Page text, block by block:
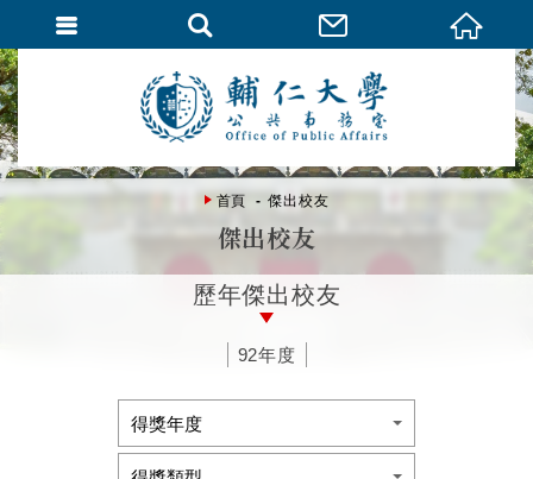
首頁 傑出校友
傑出校友
歷年傑出校友
92年度